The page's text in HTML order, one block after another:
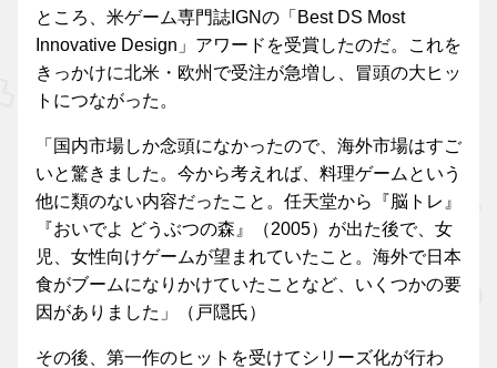
ところ、米ゲーム専門誌IGNの「Best DS Most
Innovative Design」アワードを受賞したのだ。これを
きっかけに北米・欧州で受注が急増し、冒頭の大ヒッ
トにつながった。
「国内市場しか念頭になかったので、海外市場はすご
いと驚きました。今から考えれば、料理ゲームという
他に類のない内容だったこと。任天堂から『脳トレ』
『おいでよ どうぶつの森』（2005）が出た後で、女
児、女性向けゲームが望まれていたこと。海外で日本
食がブームになりかけていたことなど、いくつかの要
因がありました」（戸隠氏）
その後、第一作のヒットを受けてシリーズ化が行わ